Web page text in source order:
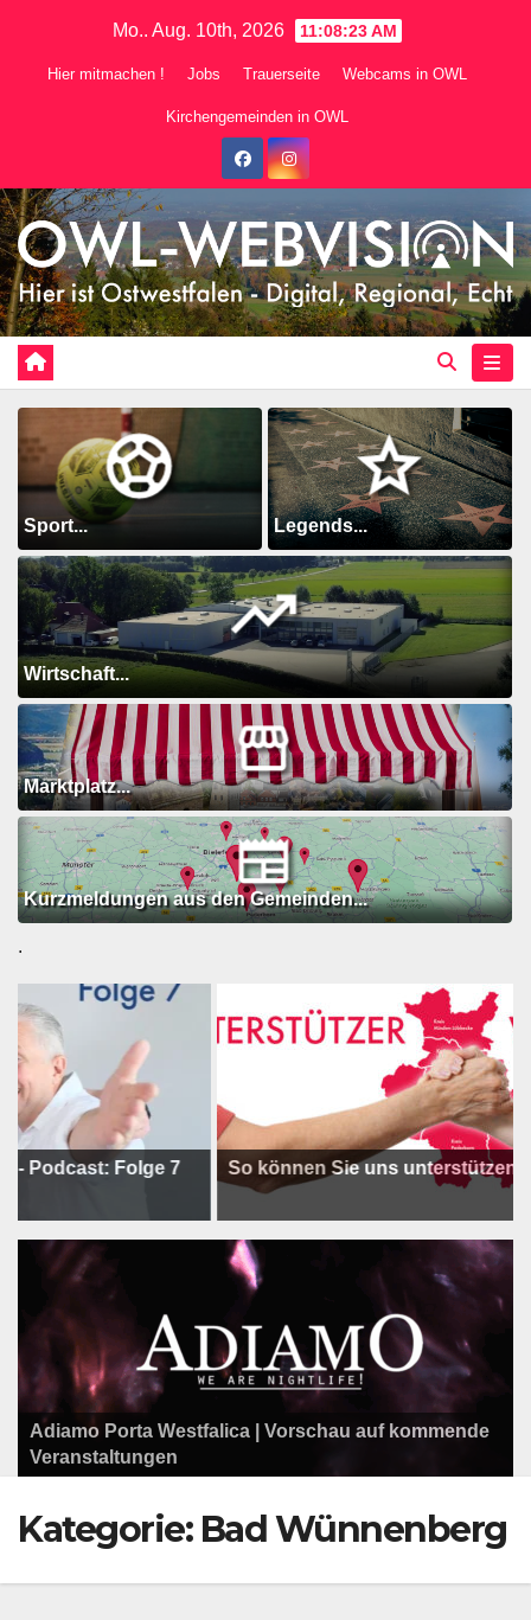
Mo.. Aug. 10th, 2026 11:08:25 AM
Hier mitmachen ! Jobs Trauerseite Webcams in OWL
Kirchengemeinden in OWL
Sport... Legends...
Wirtschaft...
Marktplatz...
Kurzmeldungen aus den Gemeinden...
.
Folge 7 So können Sie uns unterstützen !
Programm der Komödie am Klosterplatz.
Litfaßsäule Überregional
Adiamo Porta Westfalica | Vorschau auf kommende
Veranstaltungen
Litfaßsäule Überregional
Litfaßsäule Überregional
Kategorie: Bad Wünnenberg